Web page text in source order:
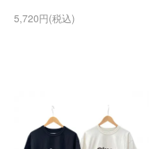
5,720円(税込)